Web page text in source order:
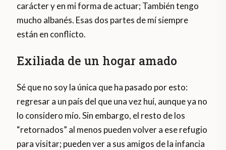
carácter y en mi forma de actuar; También tengo
mucho albanés. Esas dos partes de mí siempre
están en conflicto.
Exiliada de un hogar amado
Sé que no soy la única que ha pasado por esto:
regresar a un país del que una vez huí, aunque ya no
lo considero mío. Sin embargo, el resto de los
“retornados” al menos pueden volver a ese refugio
para visitar; pueden ver a sus amigos de la infancia